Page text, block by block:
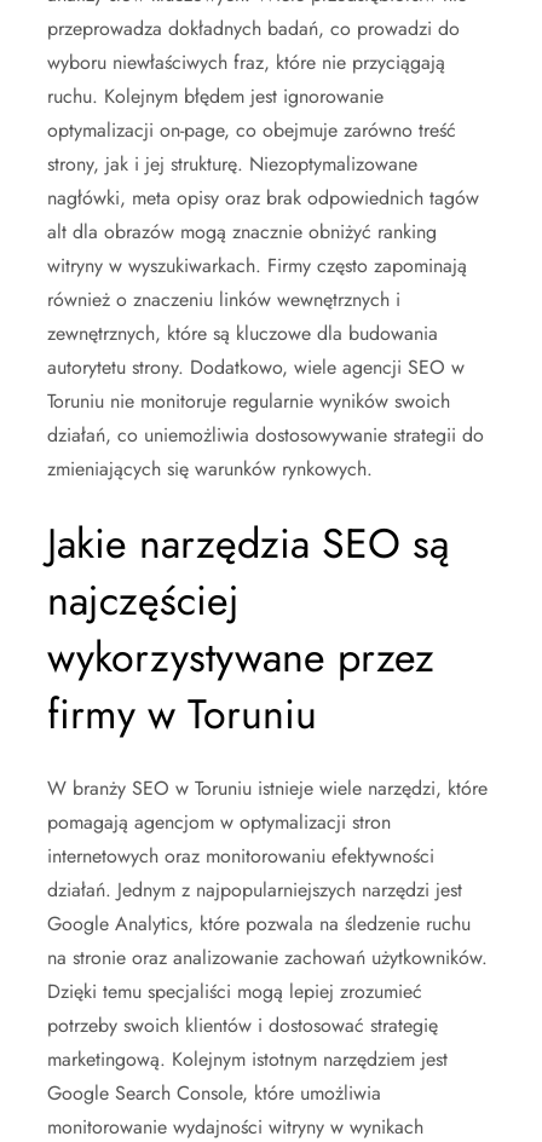
przeprowadza dokładnych badań, co prowadzi do
wyboru niewłaściwych fraz, które nie przyciągają
ruchu. Kolejnym błędem jest ignorowanie
optymalizacji on-page, co obejmuje zarówno treść
strony, jak i jej strukturę. Niezoptymalizowane
nagłówki, meta opisy oraz brak odpowiednich tagów
alt dla obrazów mogą znacznie obniżyć ranking
witryny w wyszukiwarkach. Firmy często zapominają
również o znaczeniu linków wewnętrznych i
zewnętrznych, które są kluczowe dla budowania
autorytetu strony. Dodatkowo, wiele agencji SEO w
Toruniu nie monitoruje regularnie wyników swoich
działań, co uniemożliwia dostosowywanie strategii do
zmieniających się warunków rynkowych.
Jakie narzędzia SEO są
najczęściej
wykorzystywane przez
firmy w Toruniu
W branży SEO w Toruniu istnieje wiele narzędzi, które
pomagają agencjom w optymalizacji stron
internetowych oraz monitorowaniu efektywności
działań. Jednym z najpopularniejszych narzędzi jest
Google Analytics, które pozwala na śledzenie ruchu
na stronie oraz analizowanie zachowań użytkowników.
Dzięki temu specjaliści mogą lepiej zrozumieć
potrzeby swoich klientów i dostosować strategię
marketingową. Kolejnym istotnym narzędziem jest
Google Search Console, które umożliwia
monitorowanie wydajności witryny w wynikach